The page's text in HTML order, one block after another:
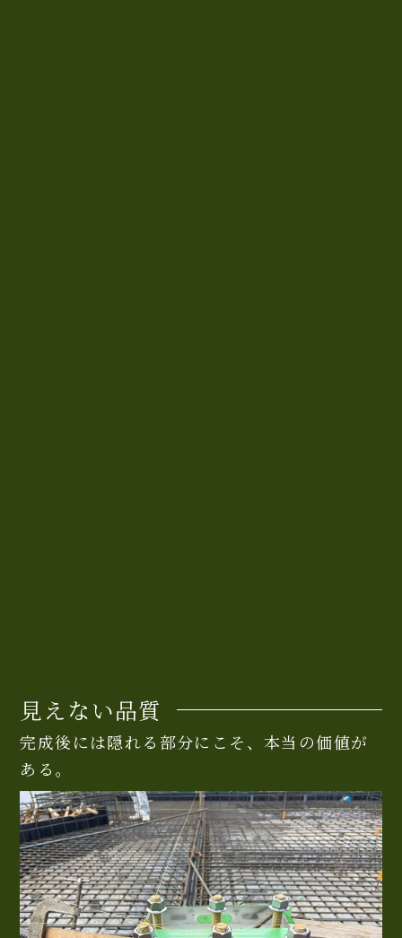
見えない品質
完成後には隠れる部分にこそ、本当の価値が
ある。